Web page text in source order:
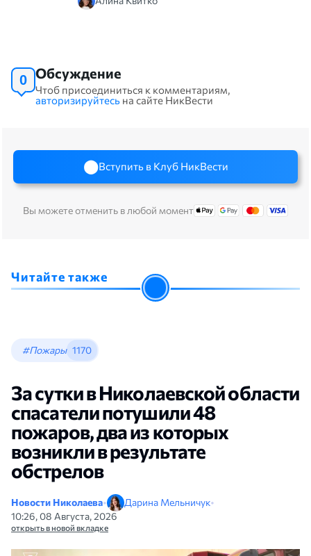
0 Обсуждение
Чтоб присоединиться к комментариям,
авторизируйтесь на сайте НикВести
Вступить в Клуб НикВести
Вы можете отменить в любой момент
Читайте также
#Пожары 1170
За сутки в Николаевской области
спасатели потушили 48
пожаров, два из которых
возникли в результате
обстрелов
Новости Николаева• Дарина Мельничук•
10:26, 08 Августа, 2026
открыть в новой вкладке